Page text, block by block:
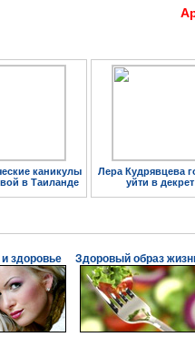
каникулы
в Таиланде
Лера Кудрявцева
уйти в декрет
и здоровье Здоровый образ